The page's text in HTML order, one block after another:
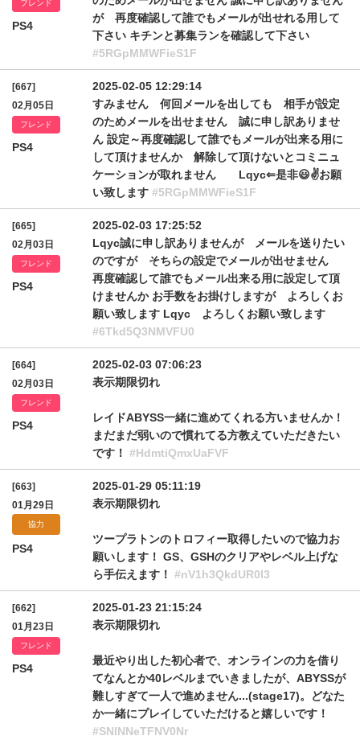
フレンド
PS4
が 再度確認して誰でもメールが出せれる用して
下さい キチンと募集ランを確認して下さい
#5RGpMMWFieS1F
[667]
02月05日
フレンド
PS4
2025-02-05 12:29:14
すみません 何回メールを出しても 相手が設定
のためメールを出せません 誠に申し訳ありませ
ん 設定～再度確認して誰でもメールが出来る用に
して頂けませんか 解除して頂けないとコミニュ
ケーションが取れません Lqyc⇐是非😃✌️お願
い致します #5RGpMMWFieS1F
[665]
02月03日
フレンド
PS4
2025-02-03 17:25:52
Lqyc誠に申し訳ありませんが メールを送りたい
のですが そちらの設定でメールが出せません
再度確認して誰でもメール出来る用に設定して頂
けませんか お手数をお掛けしますが よろしくお
願い致します Lqyc よろしくお願い致します
#6Tkd5Q3NMVFU0
[664]
02月03日
フレンド
PS4
2025-02-03 07:06:23
表示期限切れ
レイドABYSS一緒に進めてくれる方いませんか！
まだまだ弱いので慣れてる方教えていただきたい
です！ #HdmtiQmxUaFVF
[663]
01月29日
協力
PS4
2025-01-29 05:11:19
表示期限切れ
ツープラトンのトロフィー取得したいので協力お
願いします！ GS、GSHのクリアやレベル上げな
ら手伝えます！ #nV1h3QkdUR0l3
[662]
01月23日
フレンド
PS4
2025-01-23 21:15:24
表示期限切れ
最近やり出した初心者で、オンラインの力を借り
てなんとか40レベルまでいきましたが、ABYSSが
難しすぎて一人で進めません...(stage17)。どなた
か一緒にプレイしていただけると嬉しいです！
#SNlNNeTFNV0Nr